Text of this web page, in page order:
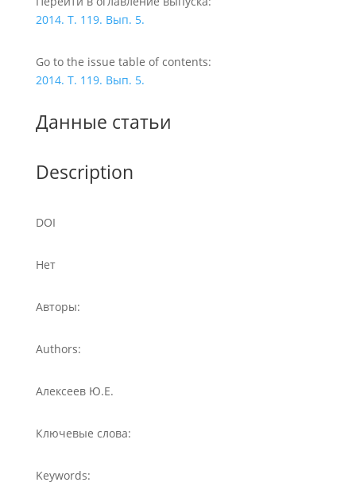
2014. Т. 119. Вып. 5.
Go to the issue table of contents:
2014. Т. 119. Вып. 5.
Данные статьи
Description
DOI
Нет
Авторы:
Authors:
Алексеев Ю.Е.
Ключевые слова:
Keywords: